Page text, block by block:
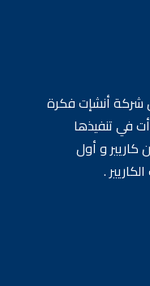
شركة أنشإت فكرة
في تنفيذها
و أول
.